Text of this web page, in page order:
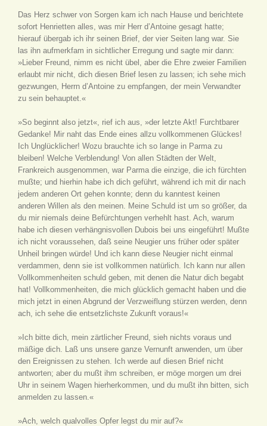
Das Herz schwer von Sorgen kam ich nach Hause und berichtete
sofort Henrietten alles, was mir Herr d’Antoine gesagt hatte;
hierauf übergab ich ihr seinen Brief, der vier Seiten lang war. Sie
las ihn aufmerkfam in sichtlicher Erregung und sagte mir dann:
»Lieber Freund, nimm es nicht übel, aber die Ehre zweier Familien
erlaubt mir nicht, dich diesen Brief lesen zu lassen; ich sehe mich
gezwungen, Herrn d’Antoine zu empfangen, der mein Verwandter
zu sein behauptet.«
»So beginnt also jetzt«, rief ich aus, »der letzte Akt! Furchtbarer
Gedanke! Mir naht das Ende eines allzu vollkommenen Glückes!
Ich Unglücklicher! Wozu brauchte ich so lange in Parma zu
bleiben! Welche Verblendung! Von allen Städten der Welt,
Frankreich ausgenommen, war Parma die einzige, die ich fürchten
mußte; und hierhin habe ich dich geführt, während ich mit dir nach
jedem anderen Ort gehen konnte; denn du kanntest keinen
anderen Willen als den meinen. Meine Schuld ist um so größer, da
du mir niemals deine Befürchtungen verhehlt hast. Ach, warum
habe ich diesen verhängnisvollen Dubois bei uns eingeführt! Mußte
ich nicht voraussehen, daß seine Neugier uns früher oder später
Unheil bringen würde! Und ich kann diese Neugier nicht einmal
verdammen, denn sie ist vollkommen natürlich. Ich kann nur allen
Vollkommenheiten schuld geben, mit denen die Natur dich begabt
hat! Vollkommenheiten, die mich glücklich gemacht haben und die
mich jetzt in einen Abgrund der Verzweiflung stürzen werden, denn
ach, ich sehe die entsetzlichste Zukunft voraus!«
»Ich bitte dich, mein zärtlicher Freund, sieh nichts voraus und
mäßige dich. Laß uns unsere ganze Vernunft anwenden, um über
den Ereignissen zu stehen. Ich werde auf diesen Brief nicht
antworten; aber du mußt ihm schreiben, er möge morgen um drei
Uhr in seinem Wagen hierherkommen, und du mußt ihn bitten, sich
anmelden zu lassen.«
»Ach, welch qualvolles Opfer legst du mir auf?«